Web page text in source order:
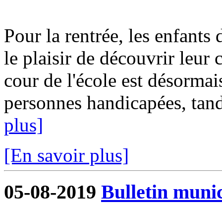
Pour la rentrée, les
le plaisir de découvrir leur
cour de l'école est
personnes handicapées,
plus]
[En savoir plus]
05-08-2019 Bulletin